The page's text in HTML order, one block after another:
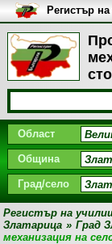
Регистър
Област
Община
Град/село
Регистър на
Златарица » Град
механизация на